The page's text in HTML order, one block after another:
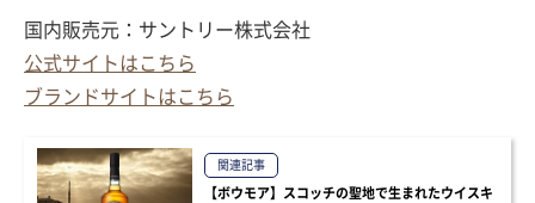
国内販売元：サントリー株式会社
公式サイトはこちら
ブランドサイトはこちら
関連記事
【ボウモア】スコッチの聖地で生まれたウイスキ